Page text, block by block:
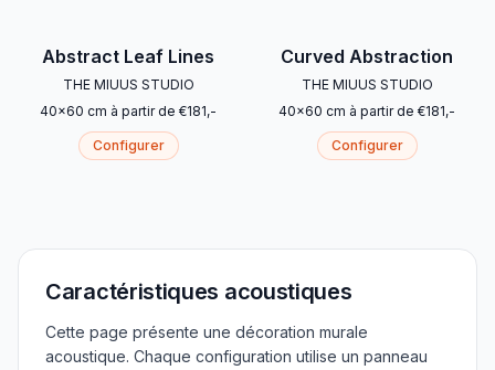
Abstract Leaf Lines
THE MIUUS STUDIO
40x60 cm à partir de €181,-
Configurer
Curved Abstraction
THE MIUUS STUDIO
40x60 cm à partir de €181,-
Configurer
Caractéristiques acoustiques
Cette page présente une décoration murale
acoustique. Chaque configuration utilise un panneau